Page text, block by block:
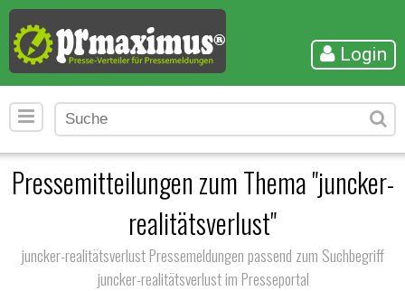
Login
Pressemitteilungen zum Thema "juncker-
realitätsverlust"
juncker-realitätsverlust Pressemeldungen passend zum Suchbegriff
juncker-realitätsverlust im Presseportal